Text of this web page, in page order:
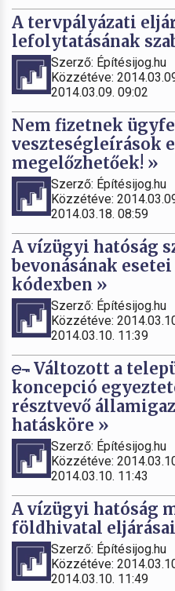
A tervpályázati
lefolytatásának
Szerző: Építésijog.hu
Közzétéve:
2014.03.09. 09:02
Nem fizetnek
veszteségleírások
megelőzhetőek! »
Szerző: Építésijog.hu
Közzétéve:
2014.03.18. 08:59
A vízügyi hatóság
bevonásának
kódexben »
Szerző: Építésijog.hu
Közzétéve:
2014.03.10. 11:39
Változott a
koncepció
résztvevő
hatásköre »
Szerző: Építésijog.hu
Közzétéve:
2014.03.10. 11:43
A vízügyi hatóság
földhivatal
Szerző: Építésijog.hu
Közzétéve:
2014.03.10. 11:49